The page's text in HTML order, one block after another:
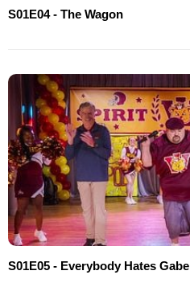
S01E04 - The Wagon
S01E05 - Everybody Hates Gabe